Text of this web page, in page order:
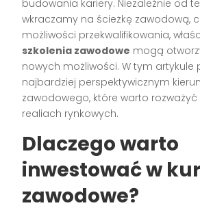
budowania kariery. Niezależnie od
wkraczamy na ścieżkę zawodową,
możliwości przekwalifikowania,
szkolenia zawodowe mogą
nowych możliwości. W tym artykule
najbardziej perspektywicznym
zawodowego, które warto
realiach rynkowych.
Dlaczego warto
inwestować w
zawodowe?